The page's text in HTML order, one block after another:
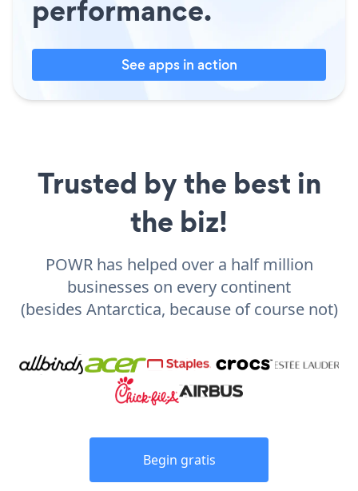
performance.
See apps in action
Trusted by the best in
the biz!
POWR has helped over a half million
businesses on every continent
(besides Antarctica, because of course not)
Begin gratis